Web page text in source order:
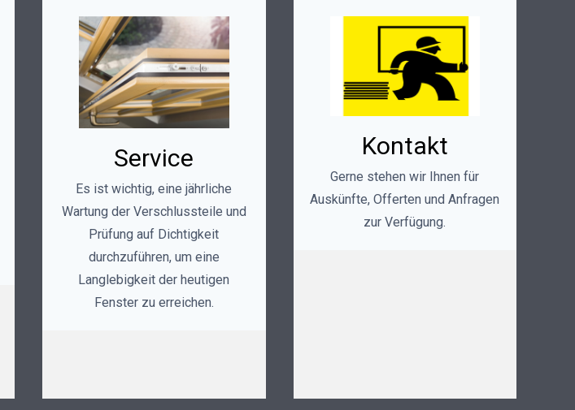
Service
Es ist wichtig, eine jährliche
Wartung der Verschlussteile und
Prüfung auf Dichtigkeit
durchzuführen, um eine
Langlebigkeit der heutigen
Fenster zu erreichen.
Kontakt
Gerne stehen wir Ihnen für
Auskünfte, Offerten und Anfragen
zur Verfügung.